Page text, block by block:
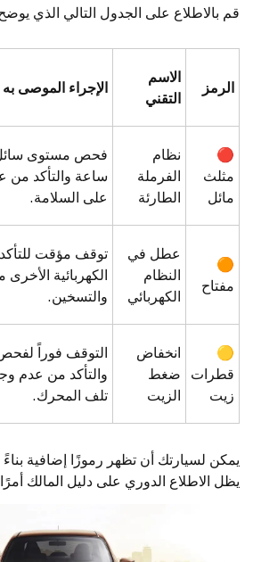
قم بالاطلاع على الجدول التالي الذي
الرمز
الاسم
التقني
الإجراء الموصى به
🔴
مثلث
مائل
نظام
الفرملة
الطارئة
ساعة والتأكد من
على السلامة.
🟠
مفتاح
عطل في
النظام
الكهربائي
توقف مؤقت
الكهربائية
والتسخين.
🟡
قطرات
زيت
انخفاض
ضغط
الزيت
التوقف فوراً
والتأكد من عدم
تلف المحرك.
يمكن لسيارتك أن تظهر رموزًا إضافية بناءً
يظل الاطلاع الدوري على دليل المالك أمرًا